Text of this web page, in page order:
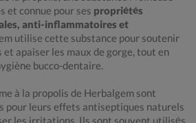
et connue pour ses propriétés
anti-inflammatoires et
utilise cette substance pour soutenir
apaiser les maux de gorge, tout en
bucco-dentaire.
à la propolis de Herbalgem sont
pour leurs effets antiseptiques naturels
les irritations. Ils sont souvent utilisés